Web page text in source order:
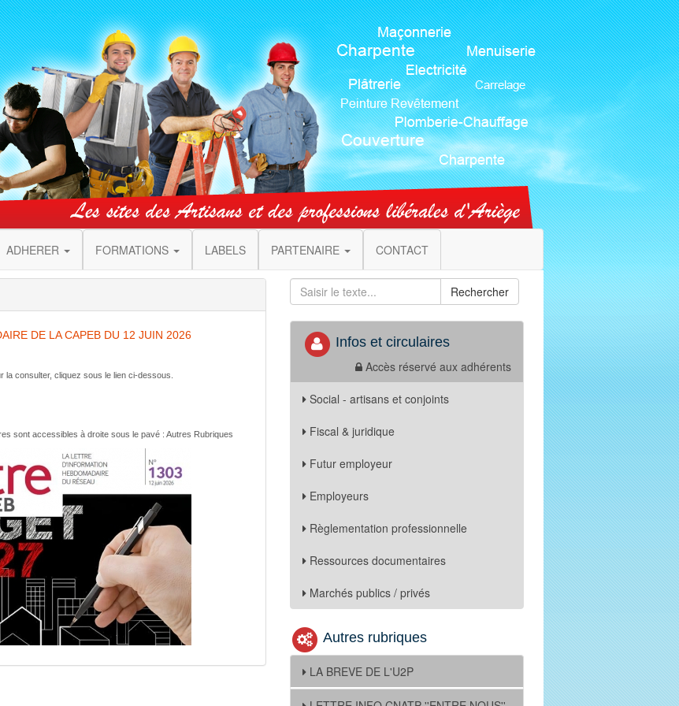
ADHERER FORMATIONS LABELS PARTENAIRE CONTACT
DE LA CAPEB DU 12 JUIN 2026
la consulter, cliquez sous le lien ci-dessous.
sont accessibles à droite sous le pavé : Autres Rubriques
Rechercher
Infos et circulaires
Accès réservé aux adhérents
Social - artisans et conjoints
Fiscal & juridique
Futur employeur
Employeurs
Règlementation professionnelle
Ressources documentaires
Marchés publics / privés
Autres rubriques
LA BREVE DE L'U2P